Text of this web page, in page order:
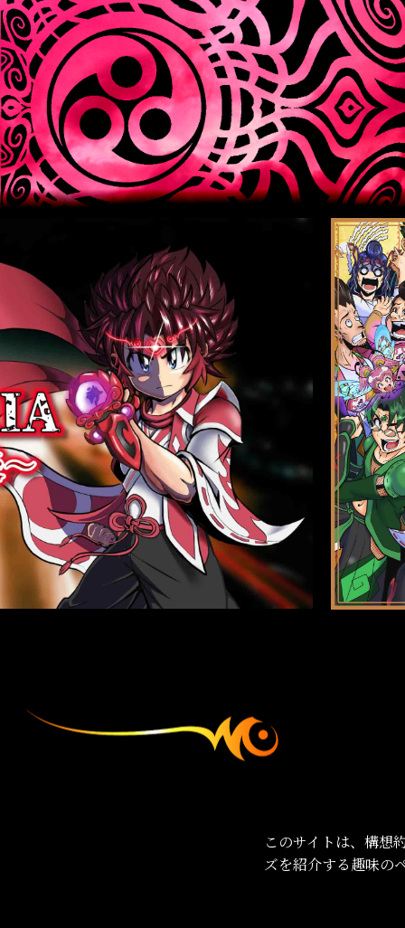
このサイトは、構想
ズを紹介する趣味の